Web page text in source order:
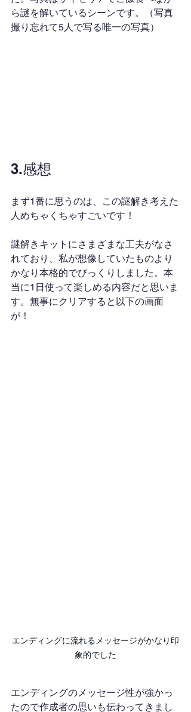
ら謎を解いているシーンです。（写真
撮り忘れて5人で写る唯一の写真）
3.感想
まず1番に思うのは、この謎解き考えた
人めちゃくちゃすごいです！
謎解きキットにさまざまな工夫がなさ
れており、私が想像していたものより
かなり本格的でびっくりしました。本
当に1日使って楽しめる内容だと思いま
す。無事にクリアすると以下の画面
が！
エンディングに流れるメッセージがかなり印
象的でした
エンディングのメッセージ性が強かっ
たので作成者の思いも伝わってきまし